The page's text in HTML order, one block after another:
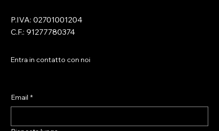
P.IVA: 02701001204
C.F.: 91277780374
Entra in contatto con noi
Email *